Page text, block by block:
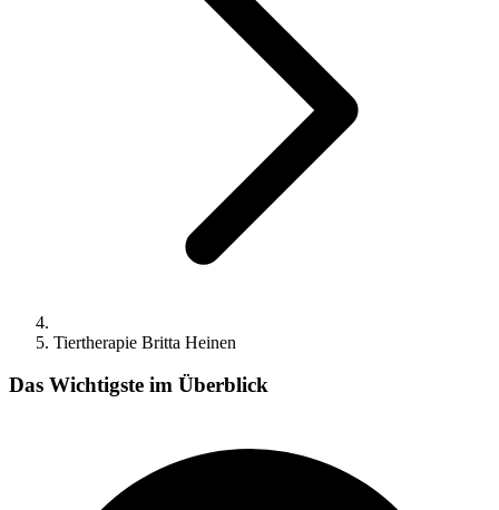
Tiertherapie Britta Heinen
Das Wichtigste im Überblick